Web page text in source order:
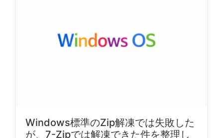
Windows標準のZip解凍では失敗した
が、7-Zipでは解凍できた件を整理し